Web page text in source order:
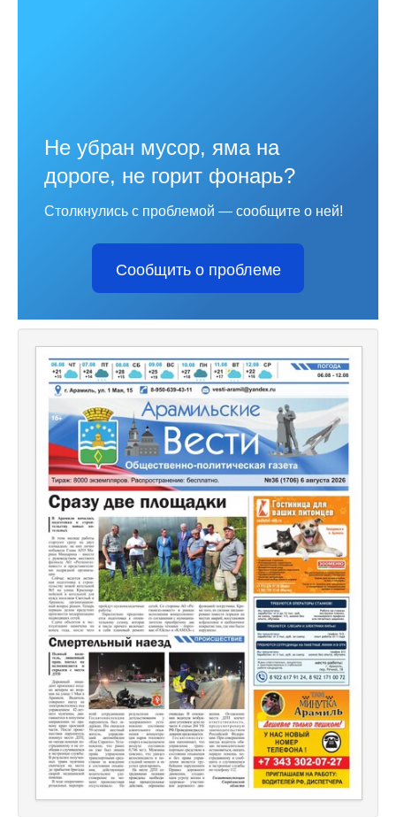
Не убран мусор, яма на
дороге, не горит фонарь?
Столкнулись с проблемой — сообщите о ней!
Сообщить о проблеме